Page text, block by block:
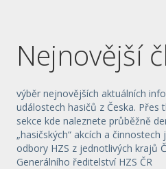
Nejnovější
výběr nejnovějších aktuálních
událostech hasičů z Česka.
sekce kde naleznete průběžně
„hasičských“ akcích a
odbory HZS z jednotlivých krajů
Generálního ředitelství HZS ČR